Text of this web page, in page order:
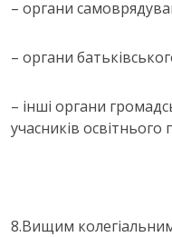
– органи
– органи
– інші органи
учасників освітнього
8.Вищим